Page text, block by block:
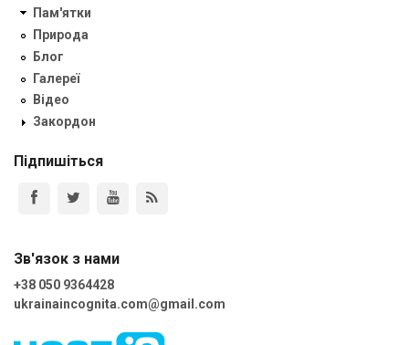
Пам'ятки
Природа
Блог
Галереї
Відео
Закордон
Підпишіться
Зв'язок з нами
+38 050 9364428
ukrainaincognita.com@gmail.com